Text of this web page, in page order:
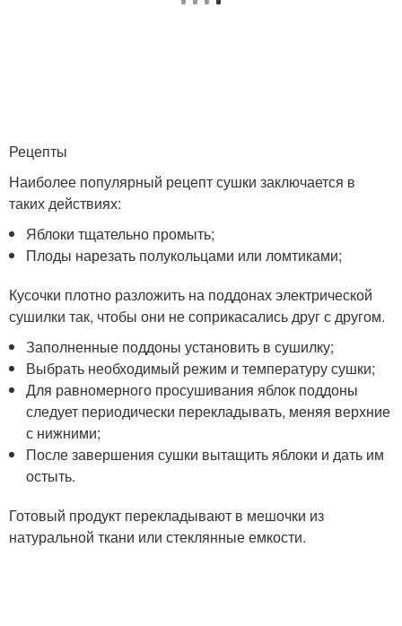
Рецепты
Наиболее популярный рецепт сушки заключается в
таких действиях:
Яблоки тщательно промыть;
Плоды нарезать полукольцами или ломтиками;
Кусочки плотно разложить на поддонах электрической
сушилки так, чтобы они не соприкасались друг с другом.
Заполненные поддоны установить в сушилку;
Выбрать необходимый режим и температуру сушки;
Для равномерного просушивания яблок поддоны
следует периодически перекладывать, меняя верхние
с нижними;
После завершения сушки вытащить яблоки и дать им
остыть.
Готовый продукт перекладывают в мешочки из
натуральной ткани или стеклянные емкости.